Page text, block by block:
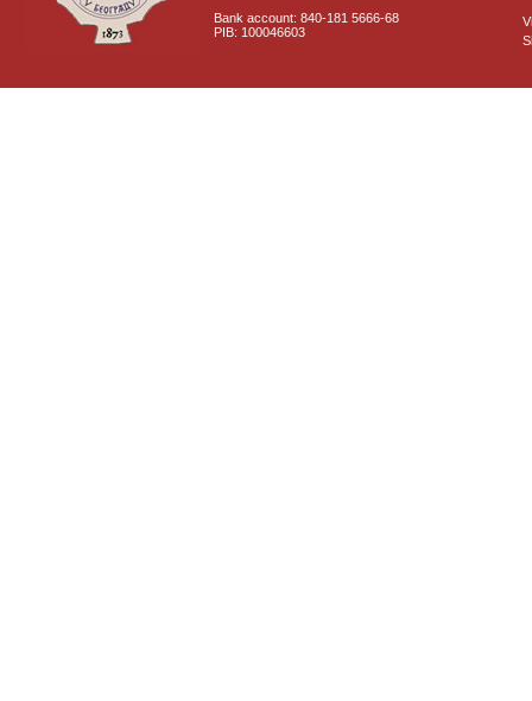
Bank account: 840-181 5666-68
PIB: 100046603